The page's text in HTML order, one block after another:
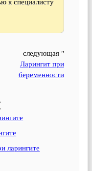
к специалисту
следующая "
Ларингит при
беременности
ларингите